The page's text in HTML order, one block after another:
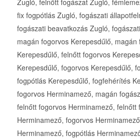
Zugló, felnőtt fogászat Zugló,
fix fogpótlás Zugló, fogászati
fogászati beavatkozás Zugló,
magán fogorvos Kerepesdűlő, magán
Kerepesdűlő, felnőtt fogorvos
Kerepesdűlő, fogorvos Kerepesdűlő,
fogpótlás Kerepesdűlő, fogfehérítés
fogorvos Herminamező, magán
felnőtt fogorvos Herminamező, felnőtt
Herminamező, fogorvos
Herminamező, fogpótlás